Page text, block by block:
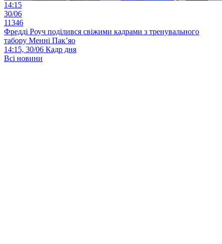
14:15
30/06
11346
Фредді Роуч поділився свіжими кадрами з тренувального
табору Менні Пак’яо
14:15, 30/06 Кадр дня
Всі новини